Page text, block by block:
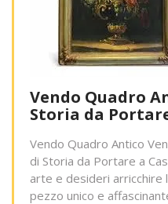
Vendo Quadro
Storia da
Vendo Quadro Antico
di Storia da Portare a
arte e desideri arricchire
pezzo unico e